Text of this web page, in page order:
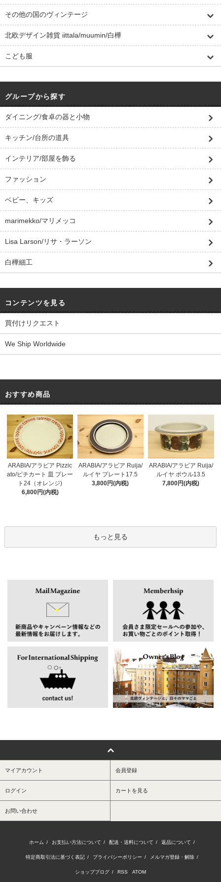
その他の国のヴィンテージ
北欧デザイン雑貨 iittala/muumin/白樺
こども服
グループから探す
ダイニング/食卓の器と小物
キッチン/台所の道具
インテリア/部屋を飾る
ファッション
ベビー、キッズ
marimekko/マリメッコ
Lisa Larson/リサ・ラーソン
白樺細工
コンテンツを見る
買付けリクエスト
We Ship Worldwide
おすすめ商品
ARABIA/アラビア Pizzic
ato/ピチカート 皿 プレー
ト24（オレンジ)
6,800円(内税)
ARABIA/アラビア Ruija/
ルイヤ プレート17.5
3,800円(内税)
ARABIA/アラビア Ruija/
ルイヤ ボウル13.5
7,800円(内税)
もっと見る
マイアカウント 会員登録
ログイン カートを見る
お問い合わせ
ホーム / お支払い方法について / 配送・送料について / 返品について /
特定商取引法に基づく表記 / プライバシーポリシー / メルマガ登録・解除 /
ショップブログ / RSS ATOM